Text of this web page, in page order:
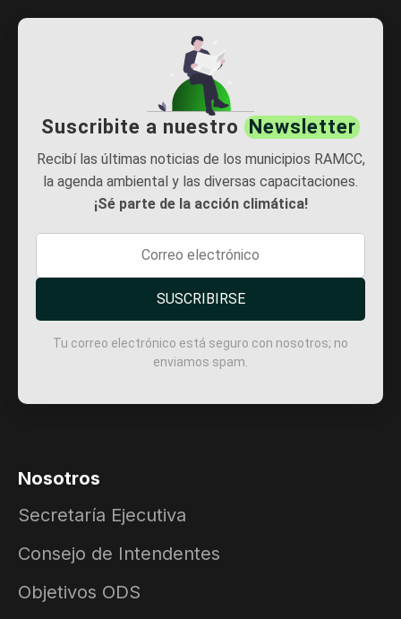
Suscribite a nuestro Newsletter
Recibí las últimas noticias de los municipios RAMCC,
la agenda ambiental y las diversas capacitaciones.
¡Sé parte de la acción climática!
SUSCRIBIRSE
Tu correo electrónico está seguro con nosotros; no
enviamos spam.
Nosotros
Secretaría Ejecutiva
Consejo de Intendentes
Objetivos ODS